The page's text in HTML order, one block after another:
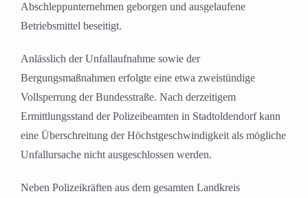
Abschleppunternehmen geborgen und ausgelaufene
Betriebsmittel beseitigt.
Anlässlich der Unfallaufnahme sowie der
Bergungsmaßnahmen erfolgte eine etwa zweistündige
Vollsperrung der Bundesstraße. Nach derzeitigem
Ermittlungsstand der Polizeibeamten in Stadtoldendorf kann
eine Überschreitung der Höchstgeschwindigkeit als mögliche
Unfallursache nicht ausgeschlossen werden.
Neben Polizeikräften aus dem gesamten Landkreis